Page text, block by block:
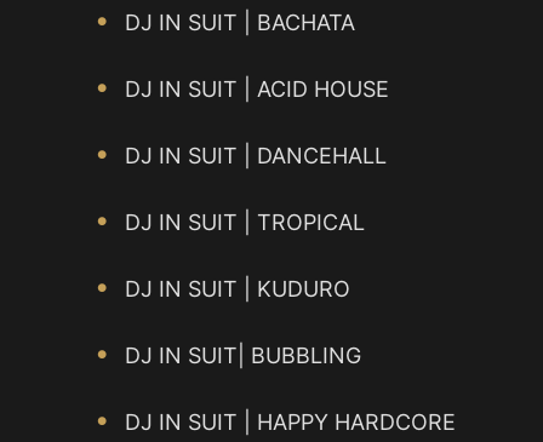
DJ IN SUIT | BACHATA
DJ IN SUIT | ACID HOUSE
DJ IN SUIT | DANCEHALL
DJ IN SUIT | TROPICAL
DJ IN SUIT | KUDURO
DJ IN SUIT| BUBBLING
DJ IN SUIT | HAPPY HARDCORE